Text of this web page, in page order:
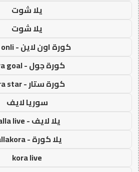
يلا شوت
يلا شوت
كورة اون لاين - kora onli
كورة جول - kora goal
كورة ستار - kora star
سوريا لايف
يلا لايف - yalla live
يلا كورة - yallakora
kora live